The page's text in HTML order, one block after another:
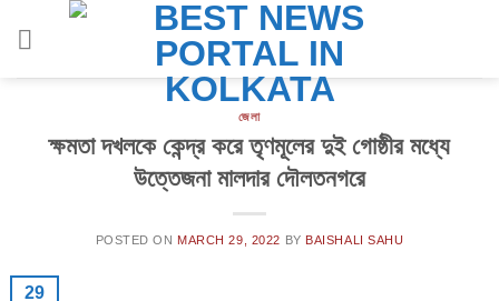
জেলা
ক্ষমতা দখলকে কেন্দ্র করে তৃণমূলের দুই গোষ্ঠীর মধ্যে
উত্তেজনা মালদার দৌলতনগরে
POSTED ON MARCH 29, 2022 BY BAISHALI SAHU
29